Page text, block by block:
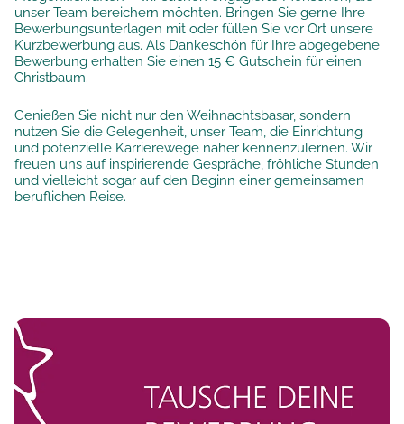
unser Team bereichern möchten. Bringen Sie gerne Ihre
Bewerbungsunterlagen mit oder füllen Sie vor Ort unsere
Kurzbewerbung aus. Als Dankeschön für Ihre abgegebene
Bewerbung erhalten Sie einen 15 € Gutschein für einen
Christbaum.
Genießen Sie nicht nur den Weihnachtsbasar, sondern
nutzen Sie die Gelegenheit, unser Team, die Einrichtung
und potenzielle Karrierewege näher kennenzulernen. Wir
freuen uns auf inspirierende Gespräche, fröhliche Stunden
und vielleicht sogar auf den Beginn einer gemeinsamen
beruflichen Reise.